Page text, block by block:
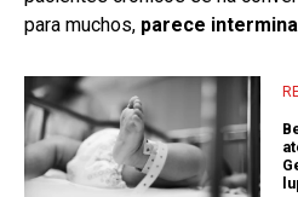
para muchos, parece